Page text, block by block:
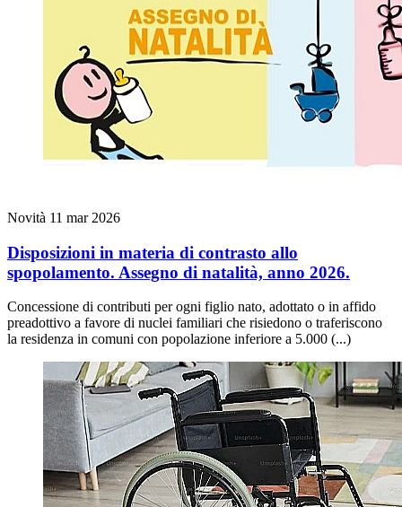
Novità 11 mar 2026
Disposizioni in materia di contrasto allo
spopolamento. Assegno di natalità, anno 2026.
Concessione di contributi per ogni figlio nato, adottato o in affido
preadottivo a favore di nuclei familiari che risiedono o traferiscono
la residenza in comuni con popolazione inferiore a 5.000 (...)